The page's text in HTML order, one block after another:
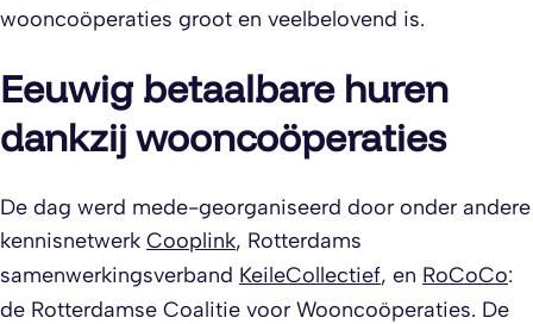
wooncoöperaties groot en veelbelovend is.
Eeuwig betaalbare huren
dankzij wooncoöperaties
De dag werd mede-georganiseerd door onder andere
kennisnetwerk Cooplink, Rotterdams
samenwerkingsverband KeileCollectief, en RoCoCo:
de Rotterdamse Coalitie voor Wooncoöperaties. De